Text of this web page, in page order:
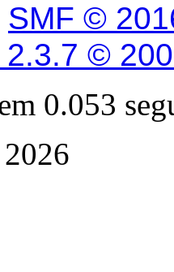
SMF ©
©
0.053